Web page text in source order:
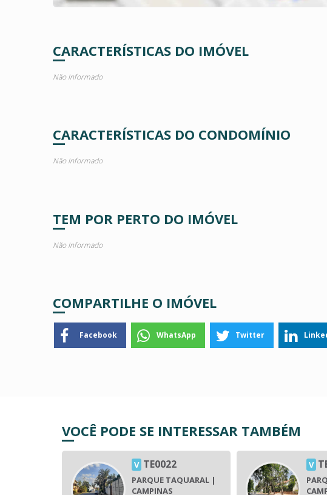
CARACTERÍSTICAS DO IMÓVEL
Não Informado
CARACTERÍSTICAS DO CONDOMÍNIO
Não Informado
TEM POR PERTO DO IMÓVEL
Não Informado
COMPARTILHE O IMÓVEL
Facebook WhatsApp Twitter
VOCÊ PODE SE INTERESSAR TAMBÉM
V TE0022
PARQUE TAQUARAL |
CAMPINAS
V